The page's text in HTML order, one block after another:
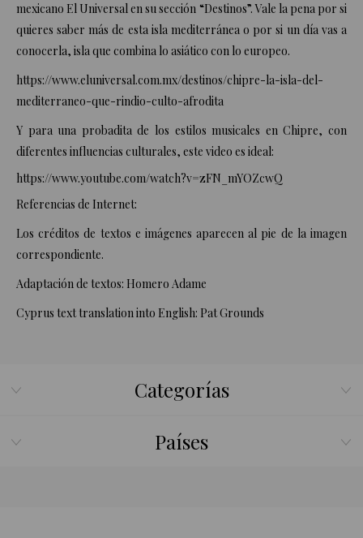
mexicano El Universal en su sección “Destinos”. Vale la pena por si
quieres saber más de esta isla mediterránea o por si un día vas a
conocerla, isla que combina lo asiático con lo europeo.
https://www.eluniversal.com.mx/destinos/chipre-la-isla-del-
mediterraneo-que-rindio-culto-afrodita
Y para una probadita de los estilos musicales en Chipre, con
diferentes influencias culturales, este video es ideal:
https://www.youtube.com/watch?v=zFN_mYOZcwQ
Referencias de Internet:
Los créditos de textos e imágenes aparecen al pie de la imagen
correspondiente.
Adaptación de textos: Homero Adame
Cyprus text translation into English: Pat Grounds
Categorías
Países